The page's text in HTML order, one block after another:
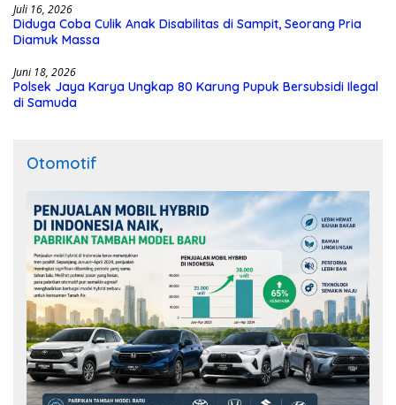
Juli 16, 2026
Diduga Coba Culik Anak Disabilitas di Sampit, Seorang Pria
Diamuk Massa
Juni 18, 2026
Polsek Jaya Karya Ungkap 80 Karung Pupuk Bersubsidi Ilegal
di Samuda
Otomotif